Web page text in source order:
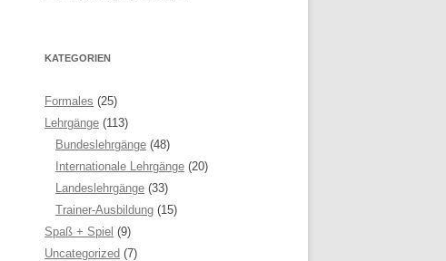
KATEGORIEN
Formales (25)
Lehrgänge (113)
Bundeslehrgänge (48)
Internationale Lehrgänge (20)
Landeslehrgänge (33)
Trainer-Ausbildung (15)
Spaß + Spiel (9)
Uncategorized (7)